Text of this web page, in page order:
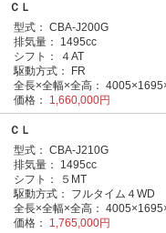
ＣＬ
型式： CBA-J200G
排気量：
1495cc
シフト：
４AT
駆動方式：
FR
全長×全幅×全高：
価格：
1,660,000円
ＣＬ
型式： CBA-J210G
排気量：
1495cc
シフト：
５MT
駆動方式：
フルタイム４WD
全長×全幅×全高：
価格：
1,765,000円